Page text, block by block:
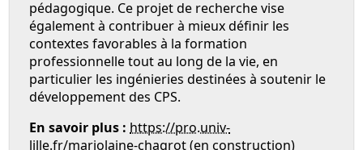
pédagogique. Ce projet de recherche vise
également à contribuer à mieux définir les
contextes favorables à la formation
professionnelle tout au long de la vie, en
particulier les ingénieries destinées à soutenir le
développement des CPS.
En savoir plus : https://pro.univ-
lille.fr/marjolaine-chagrot(en construction)